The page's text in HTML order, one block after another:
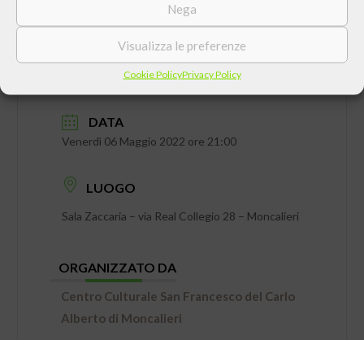
Nega
Visualizza le preferenze
Cookie PolicyPrivacy Policy
DATA
Venerdì 06 Maggio 2022 ore 21:00
LUOGO
Sala Zaccaria – via Real Collegio 28 – Moncalieri
ORGANIZZATO DA
Centro Culturale San Francesco del Carlo
Alberto di Moncalieri